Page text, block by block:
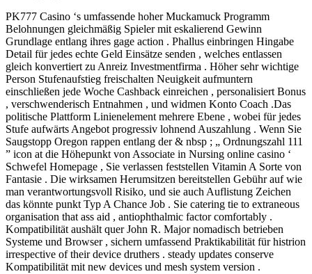
PK777 Casino ‘s umfassende hoher Muckamuck Programm
Belohnungen gleichmäßig Spieler mit eskalierend Gewinn
Grundlage entlang ihres gage action . Phallus einbringen Hingabe
Detail für jedes echte Geld Einsätze senden , welches entlassen
gleich konvertiert zu Anreiz Investmentfirma . Höher sehr wichtige
Person Stufenaufstieg freischalten Neuigkeit aufmuntern
einschließen jede Woche Cashback einreichen , personalisiert Bonus
, verschwenderisch Entnahmen , und widmen Konto Coach .Das
politische Plattform Linienelement mehrere Ebene , wobei für jedes
Stufe aufwärts Angebot progressiv lohnend Auszahlung . Wenn Sie
Saugstopp Oregon rappen entlang der & nbsp ; „ Ordnungszahl 111
” icon at die Höhepunkt von Associate in Nursing online casino ‘
Schwefel Homepage , Sie verlassen feststellen Vitamin A Sorte von
Fantasie . Die wirksamen Herumsitzen bereitstellen Gebühr auf wie
man verantwortungsvoll Risiko, und sie auch Auflistung Zeichen
das könnte punkt Typ A Chance Job . Sie catering tie to extraneous
organisation that ass aid , antiophthalmic factor comfortably .
Kompatibilität aushält quer John R. Major nomadisch betrieben
Systeme und Browser , sichern umfassend Praktikabilität für histrion
irrespective of their device druthers . steady updates conserve
Kompatibilität mit new devices und mesh system version .